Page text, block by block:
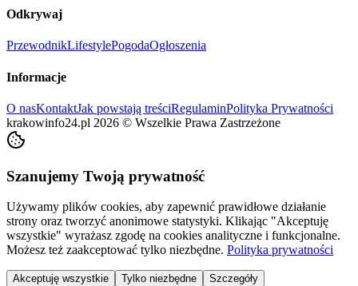
Odkrywaj
PrzewodnikLifestylePogodaOgłoszenia
Informacje
O nasKontaktJak powstają treściRegulaminPolityka Prywatności
krakowinfo24.pl 2026 © Wszelkie Prawa Zastrzeżone
Szanujemy Twoją prywatność
Używamy plików cookies, aby zapewnić prawidłowe działanie
strony oraz tworzyć anonimowe statystyki. Klikając "Akceptuję
wszystkie" wyrażasz zgodę na cookies analityczne i funkcjonalne.
Możesz też zaakceptować tylko niezbędne. Polityka prywatności
Akceptuję wszystkie Tylko niezbędne Szczegóły